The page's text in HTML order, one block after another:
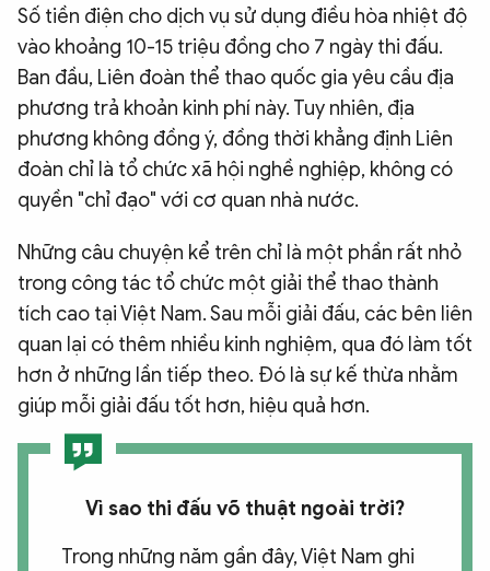
Số tiền điện cho dịch vụ sử dụng điều hòa nhiệt độ
vào khoảng 10-15 triệu đồng cho 7 ngày thi đấu.
Ban đầu, Liên đoàn thể thao quốc gia yêu cầu địa
phương trả khoản kinh phí này. Tuy nhiên, địa
phương không đồng ý, đồng thời khẳng định Liên
đoàn chỉ là tổ chức xã hội nghề nghiệp, không có
quyền "chỉ đạo" với cơ quan nhà nước.
Những câu chuyện kể trên chỉ là một phần rất nhỏ
trong công tác tổ chức một giải thể thao thành
tích cao tại Việt Nam. Sau mỗi giải đấu, các bên liên
quan lại có thêm nhiều kinh nghiệm, qua đó làm tốt
hơn ở những lần tiếp theo. Đó là sự kế thừa nhằm
giúp mỗi giải đấu tốt hơn, hiệu quả hơn.
Vì sao thi đấu võ thuật ngoài trời?
Trong những năm gần đây, Việt Nam ghi